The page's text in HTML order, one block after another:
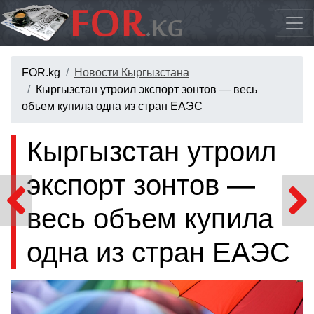
FOR.kg
Новости Кыргызстана
Кыргызстан утроил экспорт зонтов — весь
объем купила одна из стран ЕАЭС
Кыргызстан утроил
экспорт зонтов —
весь объем купила
одна из стран ЕАЭС